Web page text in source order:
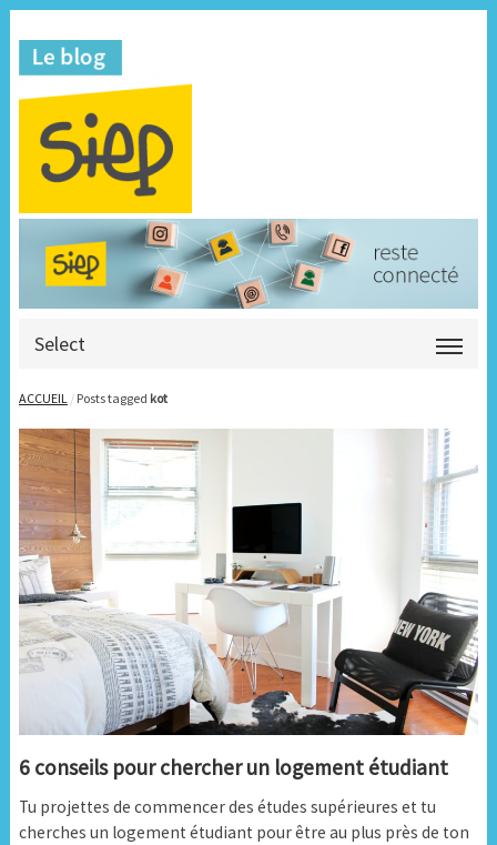
Select
ACCUEIL / Posts tagged kot
6 conseils pour chercher un logement étudiant
Tu projettes de commencer des études supérieures et tu
cherches un logement étudiant pour être au plus près de ton